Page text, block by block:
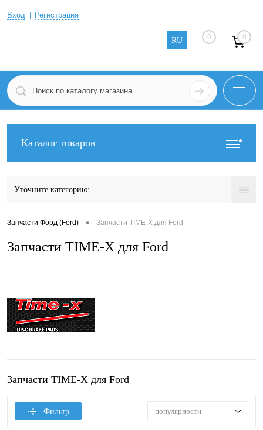
Вход Регистрация
RU 0 0
Каталог товаров
Уточните категорию:
Запчасти Форд (Ford) • Запчасти TIME-X для Ford
Запчасти TIME-X для Ford
Запчасти TIME-X для Ford
Фильтр популярности